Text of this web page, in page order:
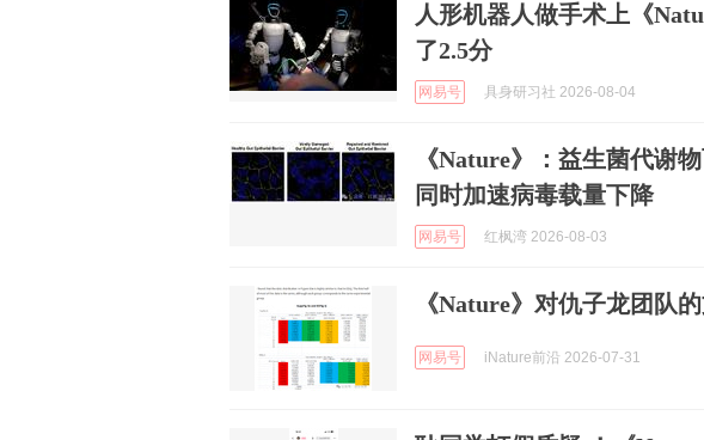
人形机器人做手术上《
了2.5分
网易号 具身研习社 2026-08-04
《Nature》：益生菌代谢
同时加速病毒载量下降
网易号 红枫湾 2026-08-03
《Nature》对仇子龙团队
网易号 iNature前沿 2026-07-31